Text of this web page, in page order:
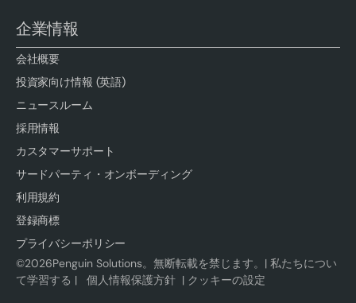
企業情報
会社概要
投資家向け情報 (英語)
ニュースルーム
採用情報
カスタマーサポート
サードパーティ・オンボーディング
利用規約
登録商標
プライバシーポリシー
©2026Penguin Solutions。無断転載を禁じます。|私たちについ
て学習する | 個人情報保護方針 | クッキーの設定